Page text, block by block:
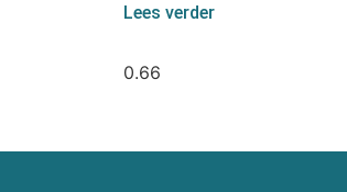
Lees verder